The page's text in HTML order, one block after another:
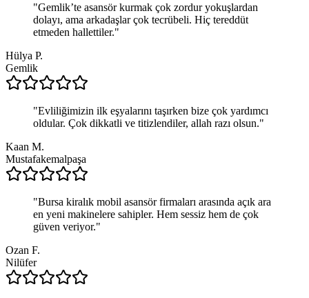
"Gemlik’te asansör kurmak çok zordur yokuşlardan
dolayı, ama arkadaşlar çok tecrübeli. Hiç tereddüt
etmeden hallettiler."
Hülya P.
Gemlik
"Evliliğimizin ilk eşyalarını taşırken bize çok yardımcı
oldular. Çok dikkatli ve titizlendiler, allah razı olsun."
Kaan M.
Mustafakemalpaşa
"Bursa kiralık mobil asansör firmaları arasında açık ara
en yeni makinelere sahipler. Hem sessiz hem de çok
güven veriyor."
Ozan F.
Nilüfer